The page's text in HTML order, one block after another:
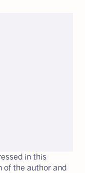
in this
of the author and